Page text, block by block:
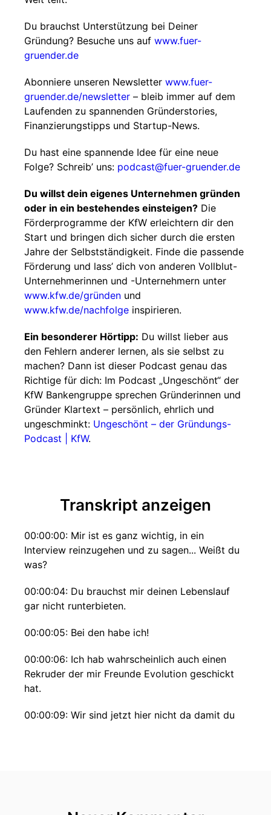
Du brauchst Unterstützung bei Deiner
Gründung? Besuche uns auf www.fuer-
gruender.de
Abonniere unseren Newsletter www.fuer-
gruender.de/newsletter – bleib immer auf dem
Laufenden zu spannenden Gründerstories,
Finanzierungstipps und Startup-News.
Du hast eine spannende Idee für eine neue
Folge? Schreib’ uns: podcast@fuer-gruender.de
Du willst dein eigenes Unternehmen gründen
oder in ein bestehendes einsteigen? Die
Förderprogramme der KfW erleichtern dir den
Start und bringen dich sicher durch die ersten
Jahre der Selbstständigkeit. Finde die passende
Förderung und lass’ dich von anderen Vollblut-
Unternehmerinnen und -Unternehmern unter
www.kfw.de/gründen und
www.kfw.de/nachfolge inspirieren.
Ein besonderer Hörtipp: Du willst lieber aus
den Fehlern anderer lernen, als sie selbst zu
machen? Dann ist dieser Podcast genau das
Richtige für dich: Im Podcast „Ungeschönt“ der
KfW Bankengruppe sprechen Gründerinnen und
Gründer Klartext – persönlich, ehrlich und
ungeschminkt: Ungeschönt – der Gründungs-
Podcast | KfW.
Transkript anzeigen
00:00:00: Mir ist es ganz wichtig, in ein
Interview reinzugehen und zu sagen... Weißt du
was?
00:00:04: Du brauchst mir deinen Lebenslauf
gar nicht runterbieten.
00:00:05: Bei den habe ich!
00:00:06: Ich hab wahrscheinlich auch einen
Rekruder der mir Freunde Evolution geschickt
hat.
00:00:09: Wir sind jetzt hier nicht da damit du
00:00:25: Herzlich willkommen zur achten Und